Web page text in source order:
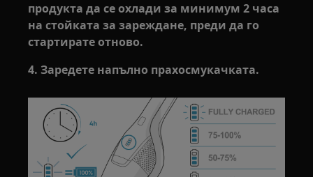
продукта да се охлади за минимум 2 часа
на стойката за зареждане, преди да го
стартирате отново.
4. Заредете напълно прахосмукачката.